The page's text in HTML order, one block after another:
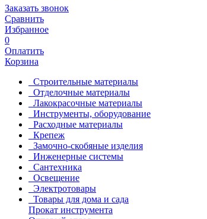
Заказать звонок
Сравнить
Избранное
0
Оплатить
Корзина
Строительные материалы
Отделочные материалы
Лакокрасочные материалы
Инструменты, оборудование
Расходные материалы
Крепеж
Замочно-скобяные изделия
Инженерные системы
Сантехника
Освещение
Электротовары
Товары для дома и сада
Прокат инструмента